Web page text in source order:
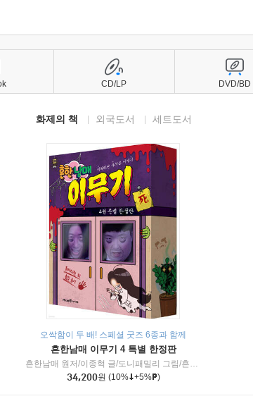
화제의 책 외국도서 세트도서
오싹함이 두 배! 스페셜 굿즈 6종과 함께
흔한남매 이무기 4 특별 한정판
흔한남매 원저/이종혁 글/도니패밀리 그림/흔한컴퍼니 감수
34,200원 (10% +5% )
CD/LP DVD/BD